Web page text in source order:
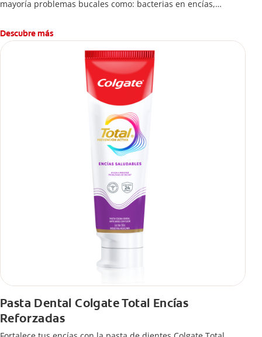
mayoría problemas bucales como: bacterias en encías,
caries.
Descubre más
Pasta Dental Colgate Total Encías
Reforzadas